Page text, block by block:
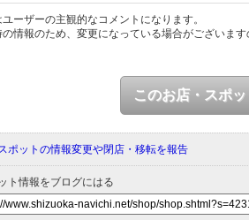
ーザーの主観的なコメントになります。
情報のため、変更になっている場合がございます
このお店・スポ
ポットの情報変更や閉店・移転を報告
ト情報をブログにはる